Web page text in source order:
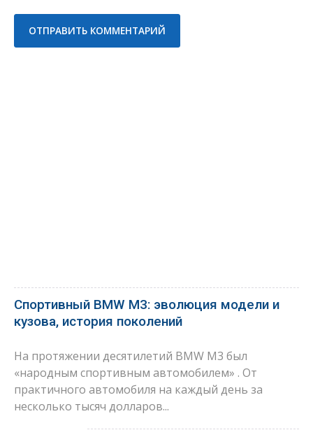
Спортивный BMW M3: эволюция модели и
кузова, история поколений
На протяжении десятилетий BMW M3 был
«народным спортивным автомобилем» . От
практичного автомобиля на каждый день за
несколько тысяч долларов...